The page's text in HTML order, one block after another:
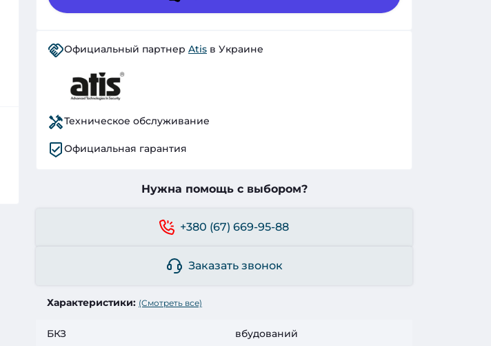
Официальный партнер Atis в Украине
Техническое обслуживание
Официальная гарантия
Нужна помощь с выбором?
+380 (67) 669-95-88
Заказать звонок
Характеристики: (Смотреть все)
БКЗ вбудований